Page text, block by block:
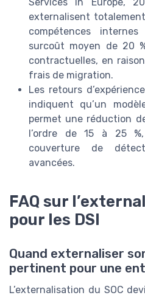
Services In Europe,
externalisent
compétences
surcoût moyen de 20
contractuelles, en
frais de migration.
Les retours
indiquent qu’un
permet une réduction
l’ordre de 15 à 25
couverture de
avancées.
FAQ sur
pour les DSI
Quand externaliser
pertinent pour une
L’externalisation du SOC